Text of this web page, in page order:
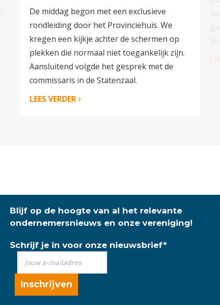
De middag begon met een exclusieve
rondleiding door het Provinciehuis. We
kregen een kijkje achter de schermen op
plekken die normaal niet toegankelijk zijn.
Aansluitend volgde het gesprek met de
commissaris in de Statenzaal.
LEES VERDER
Blijf op de hoogte van al het relevante
ondernemersnieuws en onze vereniging!
Schrijf je in voor onze nieuwsbrief*